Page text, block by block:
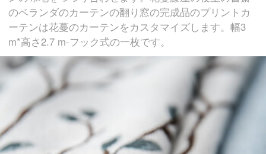
のベランダのカーテンの翻り窓の完成品のプリントカ
ーテンは花蔓のカーテンをカスタマイズします。幅3
m*高さ2.7 m-フック式の一枚です。